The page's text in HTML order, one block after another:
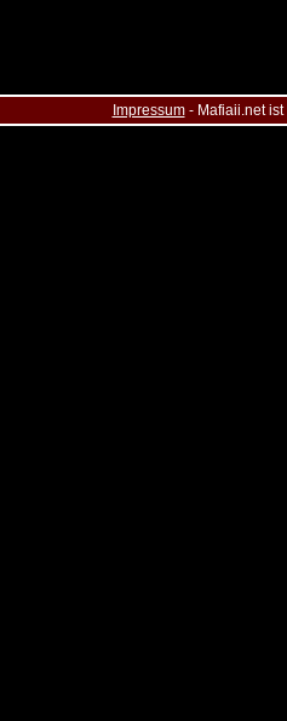
Impressum- Mafiaii.net ist